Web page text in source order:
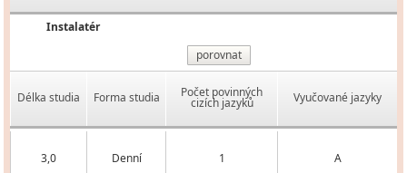
Instalatér
porovnat
Délka studia Forma studia Počet povinných
cizích jazyků Vyučované jazyky
3,0 Denní 1 A